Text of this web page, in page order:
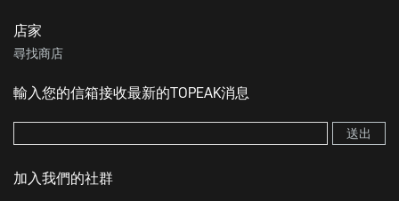
店家
尋找商店
輸入您的信箱接收最新的TOPEAK消息
送出
加入我們的社群